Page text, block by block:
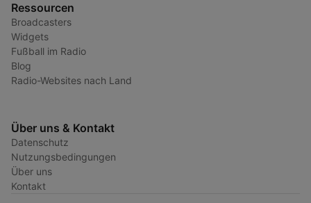
Ressourcen
Broadcasters
Widgets
Fußball im Radio
Blog
Radio-Websites nach Land
Über uns & Kontakt
Datenschutz
Nutzungsbedingungen
Über uns
Kontakt